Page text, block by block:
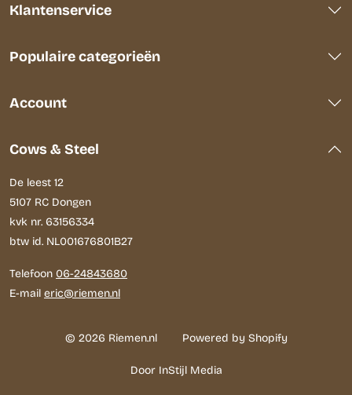
Klantenservice
Populaire categorieën
Account
Cows & Steel
De leest 12
5107 RC Dongen
kvk nr. 63156334
btw id. NL001676801B27
Telefoon 06-24843680
E-mail eric@riemen.nl
© 2026 Riemen.nl Powered by Shopify
Door InStijl Media